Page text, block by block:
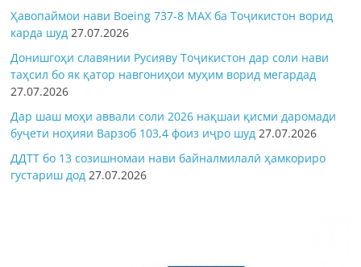
Ҳавопаймои нави Boeing 737-8 MAX ба Тоҷикистон ворид
карда шуд 27.07.2026
Донишгоҳи славянии Русияву Тоҷикистон дар соли нави
таҳсил бо як қатор навгониҳои муҳим ворид мегардад
27.07.2026
Дар шаш моҳи аввали соли 2026 нақшаи қисми даромади
буҷети ноҳияи Варзоб 103,4 фоиз иҷро шуд 27.07.2026
ДДТТ бо 13 созишномаи нави байналмилалӣ ҳамкориро
густариш дод 27.07.2026